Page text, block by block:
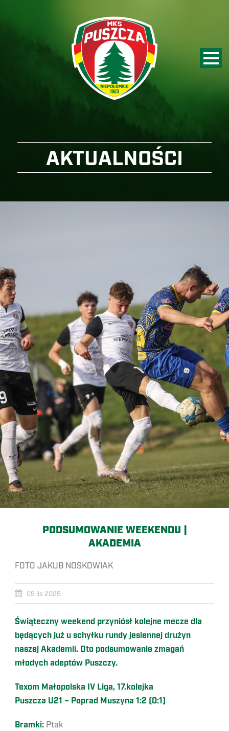
AKTUALNOŚCI
PODSUMOWANIE WEEKENDU |
AKADEMIA
FOTO JAKUB NOSKOWIAK
05 lis 2025
Świąteczny weekend przyniósł kolejne mecze dla
będących już u schyłku rundy jesiennej drużyn
naszej Akademii. Oto podsumowanie zmagań
młodych adeptów Puszczy.
Texom Małopolska IV Liga, 17.kolejka
Puszcza U21 – Poprad Muszyna 1:2 (0:1)
Bramki: Ptak